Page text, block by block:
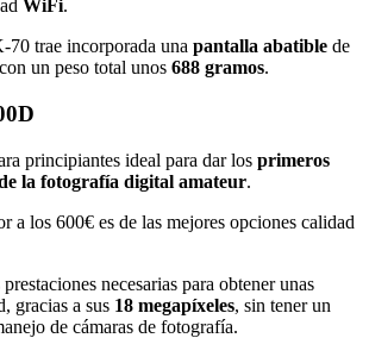
WiFi.
70 trae incorporada una pantalla abatible de
un peso total unos 688 gramos.
principiantes ideal para dar los primeros
la fotografía digital amateur.
a los 600€ es de las mejores opciones calidad
necesarias para obtener unas
gracias a sus 18 megapíxeles, sin tener un
de cámaras de fotografía.